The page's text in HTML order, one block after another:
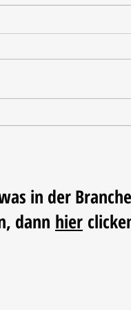
Tischdekoration mit
in der
dann hier